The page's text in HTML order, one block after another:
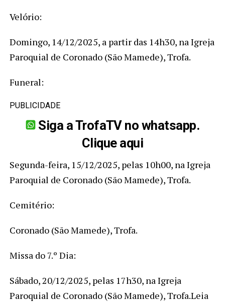
Velório:
Domingo, 14/12/2025, a partir das 14h30, na Igreja
Paroquial de Coronado (São Mamede), Trofa.
Funeral:
PUBLICIDADE
Siga a TrofaTV no whatsapp.
Clique aqui
Segunda-feira, 15/12/2025, pelas 10h00, na Igreja
Paroquial de Coronado (São Mamede), Trofa.
Cemitério:
Coronado (São Mamede), Trofa.
Missa do 7.º Dia:
Sábado, 20/12/2025, pelas 17h30, na Igreja
Paroquial de Coronado (São Mamede), Trofa.Leia